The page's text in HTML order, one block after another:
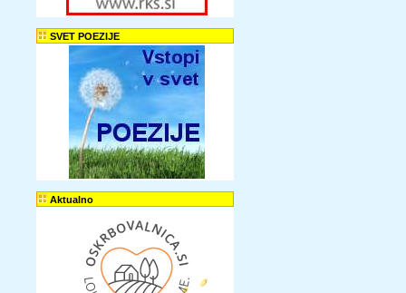
SVET POEZIJE
Aktualno